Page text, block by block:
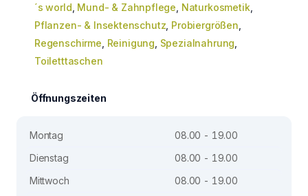
´s world Mund- & Zahnpflege Naturkosmetik,
Pflanzen- & Insektenschutz Probiergrößen
Regenschirme Reinigung Spezialnahrung
Toiletttaschen
Öffnungszeiten
Montag
08.00 - 19.00
Dienstag
08.00 - 19.00
Mittwoch
08.00 - 19.00